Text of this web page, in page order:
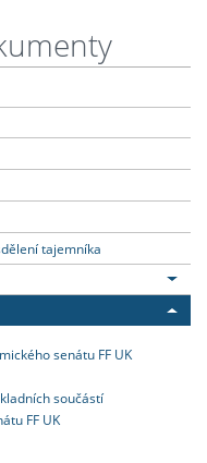
tajemníka
senátu FF UK
součástí
FF UK